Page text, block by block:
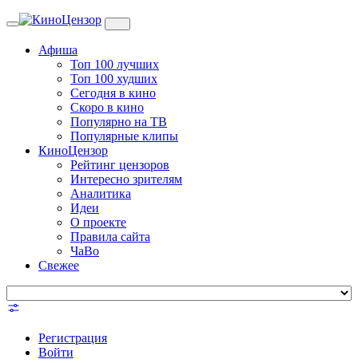
Toggle
Афиша
Топ 100 лучших
Топ 100 худших
Сегодня в кино
Скоро в кино
Популярно на ТВ
Популярные клипы
КиноЦензор
Рейтинг цензоров
Интересно зрителям
Аналитика
Идеи
О проекте
Правила сайта
ЧаВо
Свежее
Регистрация
Войти